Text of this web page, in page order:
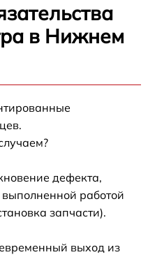
в Нижнем
дефекта,
работой
запчасти).
выход из